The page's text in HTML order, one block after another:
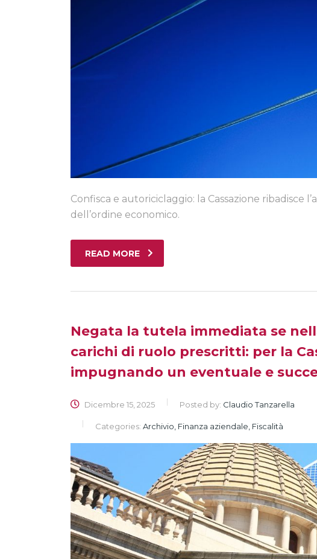
Confisca e autoriciclaggio: la Cassazione ribadisce
dell’ordine economico.
READ MORE
Negata la tutela immediata se
carichi di ruolo prescritti: per la
impugnando un eventuale e
Dicembre 15, 2025 Posted by: Claudio Tanzarella
Categories: Archivio, Finanza aziendale, Fiscalità